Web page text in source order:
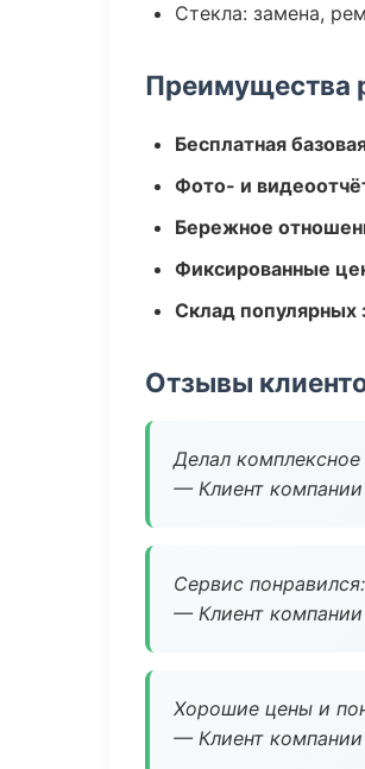
Стекла: замена,
Преимущества
Бесплатная
Фото- и
Бережное
Фиксированные
Склад популярных
Отзывы
Делал
— Клиент компании
Сервис
— Клиент компании
Хорошие цены и
— Клиент компании